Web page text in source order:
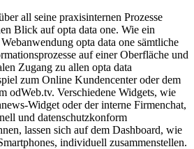
all seine praxisinternen Prozesse
Blick auf opta data one. Wie ein
opta data one sämtliche
auf einer Oberfläche und
Zugang zu allen opta data
zum Online Kundencenter oder dem
odWeb.tv. Verschiedene Widgets, wie
Widget oder der interne Firmenchat,
und datenschutzkonform
lassen sich auf dem Dashboard, wie
individuell zusammenstellen.